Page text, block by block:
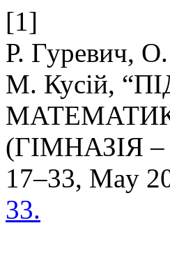
[1]
Р. Гуревич,
М. Кусій,
(ГІМНАЗІЯ
17–33, May
33.